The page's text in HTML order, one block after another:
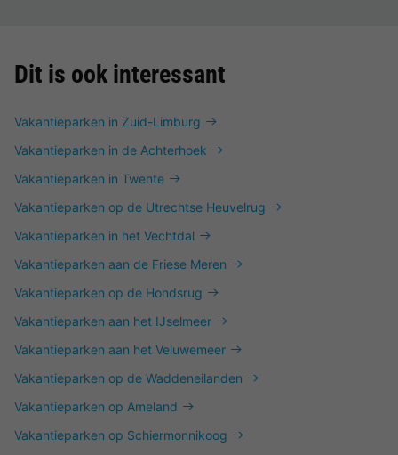
Dit is ook interessant
Vakantieparken in Zuid-Limburg
Vakantieparken in de Achterhoek
Vakantieparken in Twente
Vakantieparken op de Utrechtse Heuvelrug
Vakantieparken in het Vechtdal
Vakantieparken aan de Friese Meren
Vakantieparken op de Hondsrug
Vakantieparken aan het IJselmeer
Vakantieparken aan het Veluwemeer
Vakantieparken op de Waddeneilanden
Vakantieparken op Ameland
Vakantieparken op Schiermonnikoog